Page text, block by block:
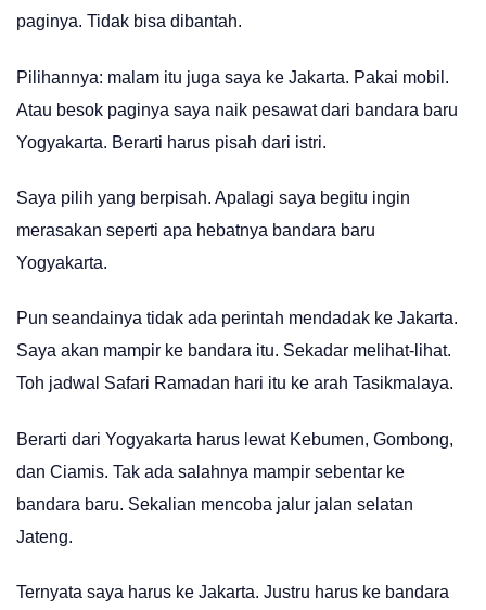
paginya. Tidak bisa dibantah.
Pilihannya: malam itu juga saya ke Jakarta. Pakai mobil.
Atau besok paginya saya naik pesawat dari bandara baru
Yogyakarta. Berarti harus pisah dari istri.
Saya pilih yang berpisah. Apalagi saya begitu ingin
merasakan seperti apa hebatnya bandara baru
Yogyakarta.
Pun seandainya tidak ada perintah mendadak ke Jakarta.
Saya akan mampir ke bandara itu. Sekadar melihat-lihat.
Toh jadwal Safari Ramadan hari itu ke arah Tasikmalaya.
Berarti dari Yogyakarta harus lewat Kebumen, Gombong,
dan Ciamis. Tak ada salahnya mampir sebentar ke
bandara baru. Sekalian mencoba jalur jalan selatan
Jateng.
Ternyata saya harus ke Jakarta. Justru harus ke bandara